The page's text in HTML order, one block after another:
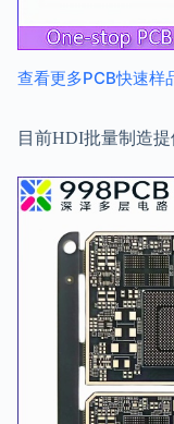
查看更多PCB快速样
目前HDI批量制造